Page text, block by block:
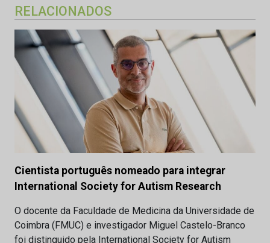
RELACIONADOS
Cientista português nomeado para integrar
International Society for Autism Research
O docente da Faculdade de Medicina da Universidade de
Coimbra (FMUC) e investigador Miguel Castelo-Branco
foi distinguido pela International Society for Autism